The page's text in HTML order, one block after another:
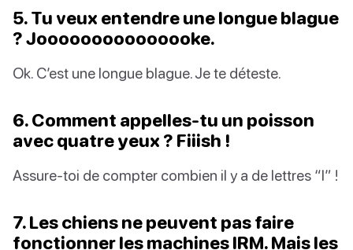
5. Tu veux entendre une longue blague
? Jooooooooooooooke.
Ok. C’est une longue blague. Je te déteste.
6. Comment appelles-tu un poisson
avec quatre yeux ? Fiiish !
Assure-toi de compter combien il y a de lettres “I” !
7. Les chiens ne peuvent pas faire
fonctionner les machines IRM. Mais les